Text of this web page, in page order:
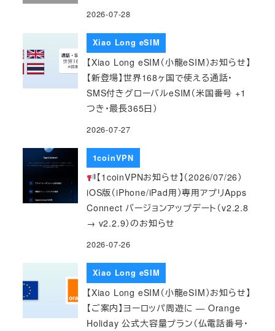
2026-07-28
Xiao Long eSIM
【Xiao Long eSIM（小龍eSIM）お知らせ】
【新登場】世界168ヶ国で使える通話・
SMS付きグローバルeSIM（米国番号 +1
つき・最長365日）
2026-07-27
1coinVPN
【1coinVPNお知らせ】（2026/07/26）
iOS版（iPhone/iPad用）専用アプリApps
Connect バージョンアップデート（v2.2.8
→ v2.2.9）のお知らせ
2026-07-26
Xiao Long eSIM
【Xiao Long eSIM（小龍eSIM）お知らせ】
【ご案内】ヨーロッパ周遊に — Orange
Holiday 公式大容量プラン（仏電話番号・